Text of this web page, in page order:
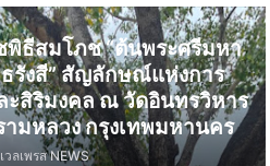
พิธีสมโภช “ต้นพระศรีมหา
รังสี” สัญลักษณ์แห่งการ
ะสิริมงคล ณ วัดอินทรวิหาร
ามหลวง กรุงเทพมหานคร
วลเพรส NEWS